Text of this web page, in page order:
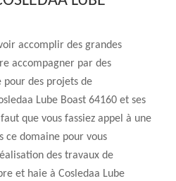
accomplir des grandes
accompagner par des
pour des projets de
Lube Boast 64160 et ses
que vous fassiez appel à une
ce domaine pour vous
des travaux de
et haie à Cosledaa Lube